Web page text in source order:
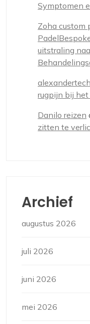
Symptomen
Zoha custom
uitstraling
rugpijn bij
Danilo reizen
zitten te
Archief
augustus 2026
juli 2026
juni 2026
mei 2026